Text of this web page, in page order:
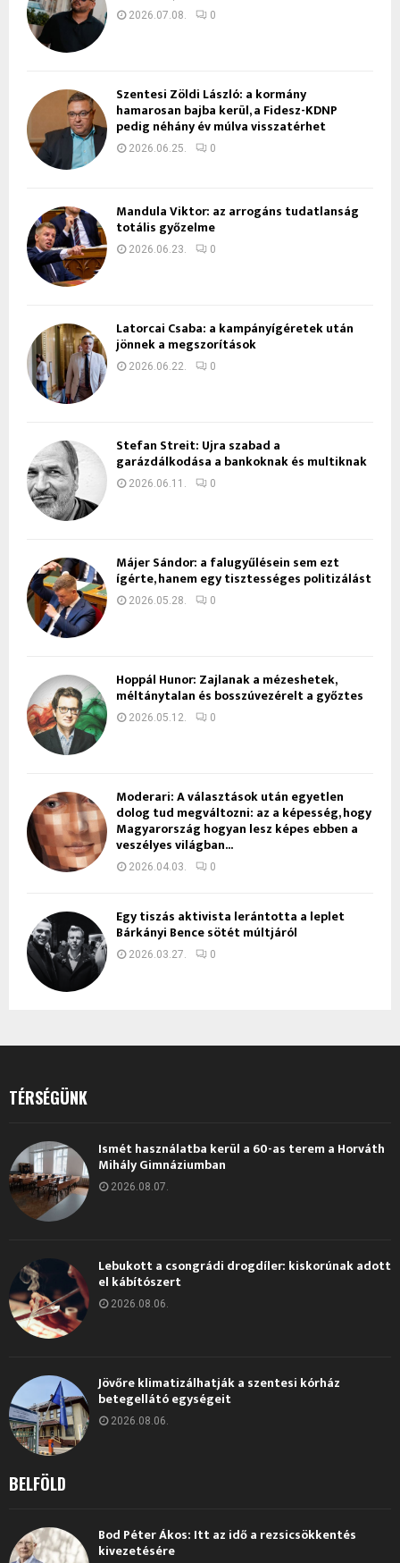
2026.07.08. 0
Szentesi Zöldi László: a kormány
hamarosan bajba kerül, a Fidesz-KDNP
pedig néhány év múlva visszatérhet
2026.06.25. 0
Mandula Viktor: az arrogáns tudatlanság
totális győzelme
2026.06.23. 0
Latorcai Csaba: a kampányígéretek után
jönnek a megszorítások
2026.06.22. 0
Stefan Streit: Újra szabad a
garázdálkodása a bankoknak és multiknak
2026.06.11. 0
Májer Sándor: a falugyűlésein sem ezt
ígérte, hanem egy tisztességes politizálást
2026.05.28. 0
Hoppál Hunor: Zajlanak a mézeshetek,
méltánytalan és bosszúvezérelt a győztes
2026.05.12. 0
Moderari: A választások után egyetlen
dolog tud megváltozni: az a képesség, hogy
Magyarország hogyan lesz képes ebben a
veszélyes világban...
2026.04.03. 0
Egy tiszás aktivista lerántotta a leplet
Bárkányi Bence sötét múltjáról
2026.03.27. 0
TÉRSÉGÜNK
Ismét használatba kerül a 60-as terem a Horváth
Mihály Gimnáziumban
2026.08.07.
Lebukott a csongrádi drogdíler: kiskorúnak adott
el kábítószert
2026.08.06.
Jövőre klimatizálhatják a szentesi kórház
betegellátó egységeit
2026.08.06.
BELFÖLD
Bod Péter Ákos: Itt az idő a rezsicsökkentés
kivezetésére